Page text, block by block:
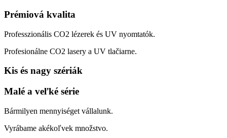
Prémiová kvalita
Professzionális CO2 lézerek és UV nyomtatók.
Profesionálne CO2 lasery a UV tlačiarne.
Kis és nagy szériák
Malé a veľké série
Bármilyen mennyiséget vállalunk.
Vyrábame akékoľvek množstvo.